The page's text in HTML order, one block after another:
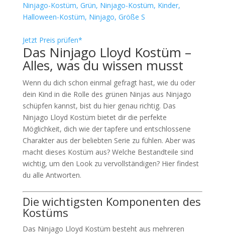
Ninjago-Kostüm, Grün, Ninjago-Kostüm, Kinder,
Halloween-Kostüm, Ninjago, Größe S
Jetzt Preis prüfen*
Das Ninjago Lloyd Kostüm –
Alles, was du wissen musst
Wenn du dich schon einmal gefragt hast, wie du oder
dein Kind in die Rolle des grünen Ninjas aus Ninjago
schüpfen kannst, bist du hier genau richtig. Das
Ninjago Lloyd Kostüm bietet dir die perfekte
Möglichkeit, dich wie der tapfere und entschlossene
Charakter aus der beliebten Serie zu fühlen. Aber was
macht dieses Kostüm aus? Welche Bestandteile sind
wichtig, um den Look zu vervollständigen? Hier findest
du alle Antworten.
Die wichtigsten Komponenten des
Kostüms
Das Ninjago Lloyd Kostüm besteht aus mehreren